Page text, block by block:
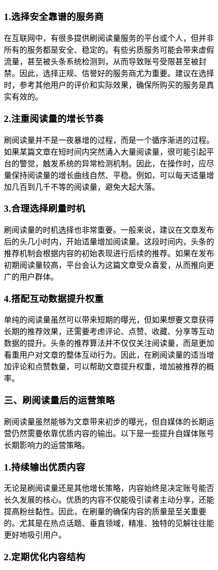
1.选择安全靠谱的服务商
在互联网中，有很多提供刷阅读量服务的平台或个人，但并非
所有的服务都是安全、稳定的。有些劣质服务可能会带来虚假
流量，甚至被头条系统检测到，从而导致账号受限甚至被封
禁。因此，选择正规、信誉好的服务商尤为重要。建议在选择
时，参考其他用户的评价和实际效果，确保所购买的服务是真
实有效的。
2.注重阅读量的增长节奏
刷阅读量并不是一夜暴增的过程，而是一个循序渐进的过程。
如果某篇文章在短时间内突然涌入大量阅读量，很可能引起平
台的警觉，触发系统的异常检测机制。因此，在操作时，应尽
量保持阅读量的增长曲线自然、平稳。例如，可以每天适量增
加几百到几千不等的阅读量，避免大起大落。
3.合理选择刷量时机
刷阅读量的时机选择也非常重要。一般来说，建议在文章发布
后的头几小时内，开始适量增加阅读量。这段时间内，头条的
推荐机制会根据内容的初始表现进行后续的推荐。如果在发布
初期阅读量较高，平台会认为这篇文章受众喜爱，从而推向更
广的用户群体。
4.搭配互动数据提升权重
单纯的阅读量虽然可以带来短期的曝光，但如果想要文章获得
长期的推荐效果，还需要考虑评论、点赞、收藏、分享等互动
数据的提升。头条的推荐算法并不仅仅关注阅读量，而是更加
看重用户对文章的整体互动行为。因此，在刷阅读量的适当增
加评论和点赞数量，可以帮助文章提升权重，增加被推荐的概
率。
三、刷阅读量后的运营策略
刷阅读量虽然能够为文章带来初步的曝光，但自媒体的长期运
营仍然需要依靠优质内容的输出。以下是一些提升自媒体账号
长期影响力的运营策略。
1.持续输出优质内容
无论是刷阅读量还是其他增长策略，内容始终是决定账号能否
长久发展的核心。优质的内容不仅能吸引读者主动分享，还能
提高粉丝黏性。因此，在刷量的确保内容的质量是至关重要
的。尤其是在热点话题、垂直领域，精准、独特的见解往往能
更好地吸引用户。
2.定期优化内容结构